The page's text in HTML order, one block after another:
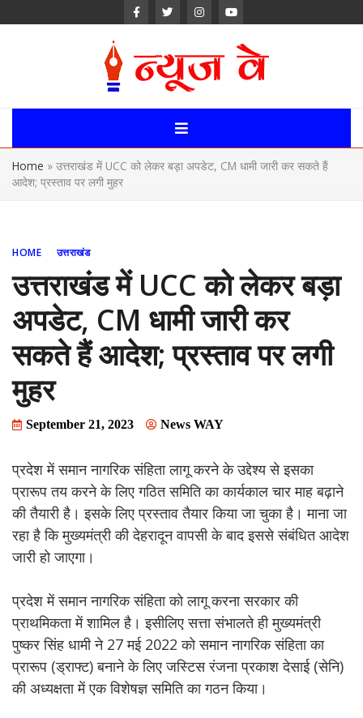
News Way:
Uttarakhand,
Uttar Pardesh,
Portal
Home » उत्तराखंड में UCC को लेकर बड़ा अपडेट, CM धामी जारी कर सकते हैं
आदेश; प्रस्ताव पर लगी मुहर
HOME उत्तराखंड
उत्तराखंड में UCC को लेकर बड़ा
अपडेट, CM धामी जारी कर
सकते हैं आदेश; प्रस्ताव पर लगी
मुहर
September 21, 2023 News WAY
प्रदेश में समान नागरिक संहिता लागू करने के उद्देश्य से इसका
प्रारूप तय करने के लिए गठित समिति का कार्यकाल चार माह बढ़ाने
की तैयारी है। इसके लिए प्रस्ताव तैयार किया जा चुका है। माना जा
रहा है कि मुख्यमंत्री की देहरादून वापसी के बाद इससे संबंधित आदेश
जारी हो जाएगा।
प्रदेश में समान नागरिक संहिता को लागू करना सरकार की
प्राथमिकता में शामिल है। इसीलिए सत्ता संभालते ही मुख्यमंत्री
पुष्कर सिंह धामी ने 27 मई 2022 को समान नागरिक संहिता का
प्रारूप (ड्राफ्ट) बनाने के लिए जस्टिस रंजना प्रकाश देसाई (सेनि)
की अध्यक्षता में एक विशेषज्ञ समिति का गठन किया।